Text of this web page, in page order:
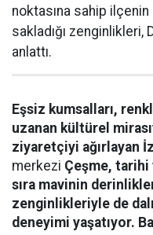
noktasına sahip
sakladığı zenginlikleri,
anlattı.
Eşsiz kumsalları,
uzanan kültürel
ziyaretçiyi ağırlayan
merkezi Çeşme, tarihi
sıra mavinin
zenginlikleriyle de
deneyimi yaşatıyor.